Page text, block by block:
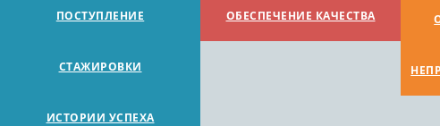
ПОСТУПЛЕНИЕ
СТАЖИРОВКИ
ИСТОРИИ УСПЕХА
ОБЕСПЕЧЕНИЕ КАЧЕСТВА